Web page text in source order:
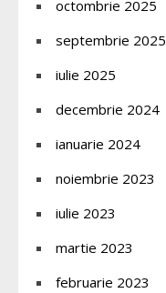
octombrie 2025
septembrie 2025
iulie 2025
decembrie 2024
ianuarie 2024
noiembrie 2023
iulie 2023
martie 2023
februarie 2023